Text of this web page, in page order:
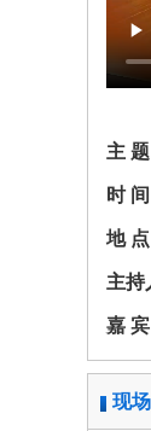
主 题
时 间
地 点
主持
嘉 宾
现